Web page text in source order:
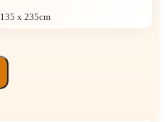
135 x 235cm